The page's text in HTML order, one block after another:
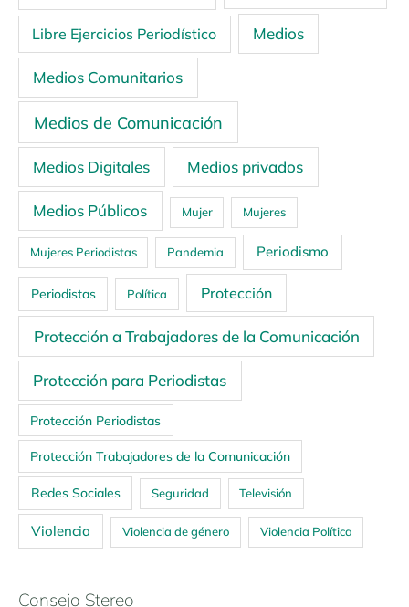
Libre Ejercicios Periodístico Medios
Medios Comunitarios
Medios de Comunicación
Medios Digitales Medios privados
Medios Públicos Mujer Mujeres
Mujeres Periodistas Pandemia Periodismo
Periodistas Política Protección
Protección a Trabajadores de la Comunicación
Protección para Periodistas
Protección Periodistas
Protección Trabajadores de la Comunicación
Redes Sociales Seguridad Televisión
Violencia Violencia de género Violencia Política
Consejo Stereo